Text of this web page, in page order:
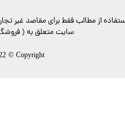
از مطالب فقط برای مقاصد غیر
سايت متعلق به (
© Copyright